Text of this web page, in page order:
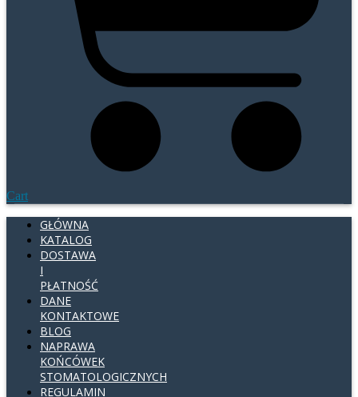
Cart
GŁÓWNA
KATALOG
DOSTAWA
I
PŁATNOŚĆ
DANE
KONTAKTOWE
BLOG
NAPRAWA
KOŃCÓWEK
STOMATOLOGICZNYCH
REGULAMIN